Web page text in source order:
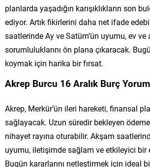
planlarda yaşadığın karışıklıkların son
ediyor. Artık fikirlerini daha net ifade
saatlerinde Ay ve Satürn’ün uyumu, ev ve
sorumluluklarını ön plana çıkaracak.
koymak için harika bir fırsat.
Akrep Burcu 16 Aralık Burç
Akrep, Merkür’ün ileri hareketi, finansal
sağlayacak. Uzun süredir bekleyen
nihayet rayına oturabilir. Akşam
uyumu, iletişimde sağlam ve etkileyici bir
Bugün kararlarını netleştirmek için ideal